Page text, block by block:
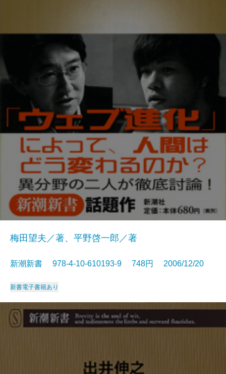
梅田望夫／著、平野啓一郎／著
新潮新書 978-4-10-610193-9 748円 2006/12/20
新書電子書籍あり